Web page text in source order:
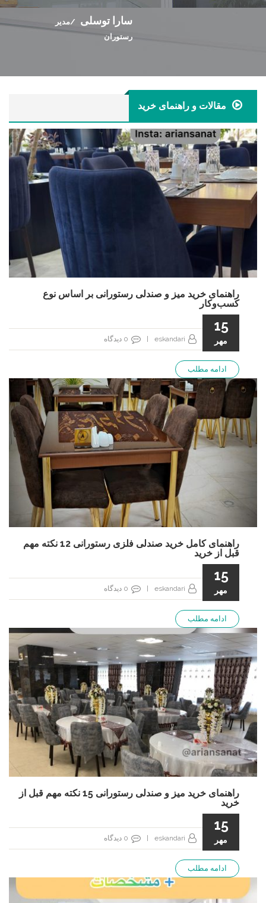
سارا توسلی
مدیر
رستوران
مقالات و راهنمای خرید
راهنمای خرید میز و صندلی رستورانی بر اساس نوع
کسب‌و‌کار
15
مهر eskandari
|
0 دیدگاه
ادامه مطلب
راهنمای کامل خرید صندلی فلزی رستورانی 12 نکته مهم
قبل از خرید
15
مهر eskandari
|
0 دیدگاه
ادامه مطلب
راهنمای خرید میز و صندلی رستورانی 15 نکته مهم قبل از
خرید
15
مهر eskandari
|
0 دیدگاه
ادامه مطلب